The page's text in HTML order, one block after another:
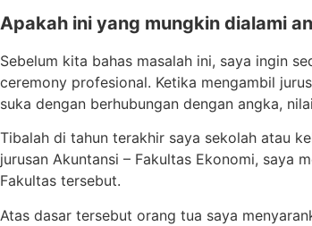
Apakah ini yang mungkin dialami
Sebelum kita bahas masalah ini, saya ingin
ceremony profesional. Ketika mengambil
suka dengan berhubungan dengan angka,
Tibalah di tahun terakhir saya sekolah atau
jurusan Akuntansi – Fakultas Ekonomi, saya
Fakultas tersebut.
Atas dasar tersebut orang tua saya